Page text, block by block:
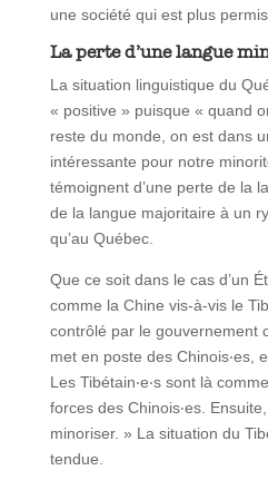
une société qui est plus
La perte d’une langue
La situation linguistique du
« positive » puisque « quand
reste du monde, on est dans
intéressante pour notre
témoignent d’une perte de la
de la langue majoritaire à un
qu’au Québec.
Que ce soit dans le cas d’un
comme la Chine vis-à-vis le
contrôlé par le gouvernement
met en poste des Chinois‧es,
Les Tibétain‧e‧s sont là
forces des Chinois‧es.
minoriser. » La situation du
tendue.